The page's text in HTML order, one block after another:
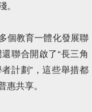
。
個教育一體化發展聯
聯合開啟了“長三角
計劃”，這些舉措都
惠共享。